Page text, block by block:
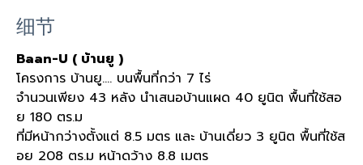
细节
Baan-U ( บ้านยู )
โครงการ บ้านยู.... บนพื้นที่กว่า 7 ไร่
จำนวนเพียง 43 หลัง นำเสนอบ้านแผด 40 ยูนิต พื้นที่ใช้สอ
ย 180 ตร.ม
ที่มีหน้ากว่างตั้งแต่ 8.5 มตร และ บ้านเดี่ยว 3 ยูนิต พื้นที่ใช้ส
อย 208 ตร.ม หน้าดว้าง 8.8 เมตร